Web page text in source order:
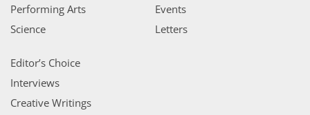
Performing Arts
Science
Events
Letters
Editor’s Choice
Interviews
Creative Writings